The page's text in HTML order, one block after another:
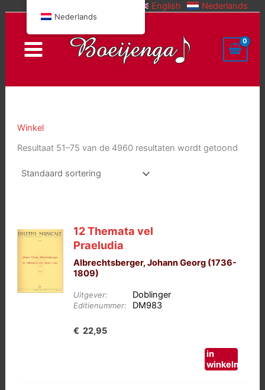
inhoud
English Nederlands
Winkel
Resultaat 51–75 van de 4960 resultaten wordt getoond
12 Themata vel
Praeludia
Albrechtsberger, Johann Georg (1736-
1809)
Uitgever: Doblinger
Editienummer: DM983
€ 22,95
in
winkelmand
Nederlands